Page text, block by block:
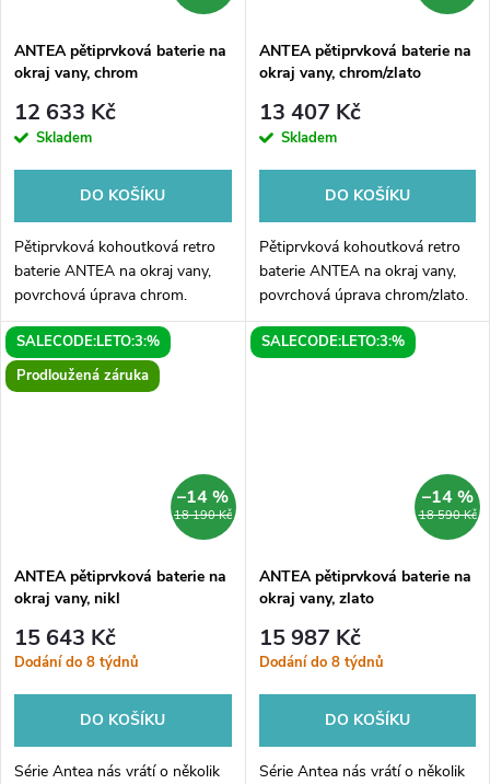
ANTEA pětiprvková baterie na
okraj vany, chrom
12 633 Kč
Skladem
DO KOŠÍKU
Pětiprvková kohoutková retro
baterie ANTEA na okraj vany,
povrchová úprava chrom.
Baterii, výtokovou hubici a
sprchu lze instalovat společně
nebo samostatně kamkoliv na
okraj...
ANTEA pětiprvková baterie na
okraj vany, chrom/zlato
13 407 Kč
Skladem
DO KOŠÍKU
Pětiprvková kohoutková retro
baterie ANTEA na okraj vany,
povrchová úprava chrom/zlato.
Balení obsahuje ruční sprchu,
hadici a výtokovou hubici.
SALECODE:LETO:3:%
Prodloužená záruka
18 190 Kč
–14 %
ANTEA pětiprvková baterie na
okraj vany, nikl
15 643 Kč
Dodání do 8 týdnů
DO KOŠÍKU
Série Antea nás vrátí o několik
SALECODE:LETO:3:%
18 590 Kč
–14 %
ANTEA pětiprvková baterie na
okraj vany, zlato
15 987 Kč
Dodání do 8 týdnů
DO KOŠÍKU
Série Antea nás vrátí o několik